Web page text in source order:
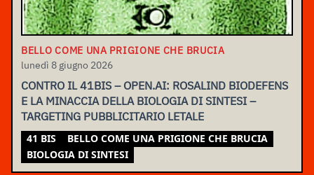
BELLO COME UNA PRIGIONE CHE BRUCIA
lunedì 8 giugno 2026
CONTRO IL 41BIS – OPEN.AI: ROSALIND BIODEFENS
E LA MINACCIA DELLA BIOLOGIA DI SINTESI –
TARGETING PUBBLICITARIO LETALE
41 BIS
BELLO COME UNA PRIGIONE CHE BRUCIA
BIOLOGIA DI SINTESI